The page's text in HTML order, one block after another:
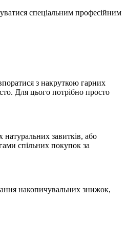
спеціальним професійним
з накруткою гарних
Для цього потрібно просто
натуральних завитків, або
спільних покупок за
накопичувальних знижок,